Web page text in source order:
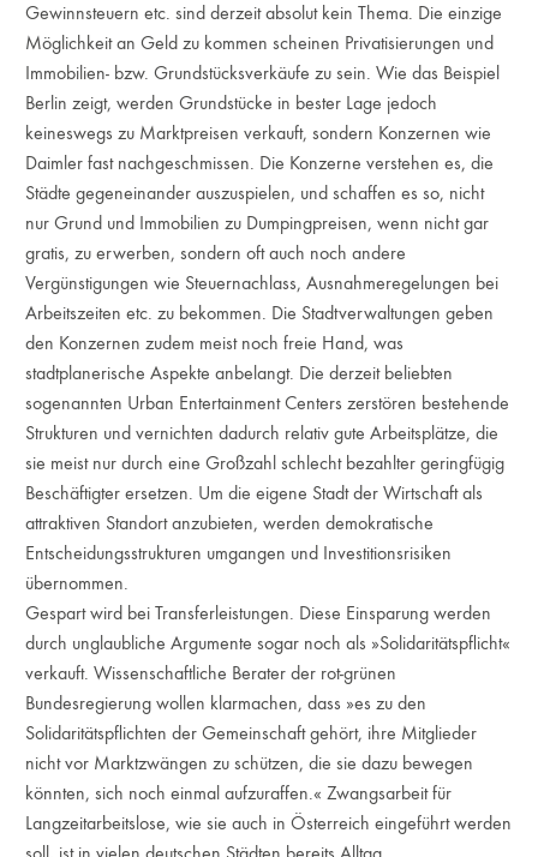
Gewinnsteuern etc. sind derzeit absolut kein Thema. Die einzige
Möglichkeit an Geld zu kommen scheinen Privatisierungen und
Immobilien- bzw. Grundstücksverkäufe zu sein. Wie das Beispiel
Berlin zeigt, werden Grundstücke in bester Lage jedoch
keineswegs zu Marktpreisen verkauft, sondern Konzernen wie
Daimler fast nachgeschmissen. Die Konzerne verstehen es, die
Städte gegeneinander auszuspielen, und schaffen es so, nicht
nur Grund und Immobilien zu Dumpingpreisen, wenn nicht gar
gratis, zu erwerben, sondern oft auch noch andere
Vergünstigungen wie Steuernachlass, Ausnahmeregelungen bei
Arbeitszeiten etc. zu bekommen. Die Stadtverwaltungen geben
den Konzernen zudem meist noch freie Hand, was
stadtplanerische Aspekte anbelangt. Die derzeit beliebten
sogenannten Urban Entertainment Centers zerstören bestehende
Strukturen und vernichten dadurch relativ gute Arbeitsplätze, die
sie meist nur durch eine Großzahl schlecht bezahlter geringfügig
Beschäftigter ersetzen. Um die eigene Stadt der Wirtschaft als
attraktiven Standort anzubieten, werden demokratische
Entscheidungsstrukturen umgangen und Investitionsrisiken
übernommen.
Gespart wird bei Transferleistungen. Diese Einsparung werden
durch unglaubliche Argumente sogar noch als »Solidaritätspflicht«
verkauft. Wissenschaftliche Berater der rot-grünen
Bundesregierung wollen klarmachen, dass »es zu den
Solidaritätspflichten der Gemeinschaft gehört, ihre Mitglieder
nicht vor Marktzwängen zu schützen, die sie dazu bewegen
könnten, sich noch einmal aufzuraffen.« Zwangsarbeit für
Langzeitarbeitslose, wie sie auch in Österreich eingeführt werden